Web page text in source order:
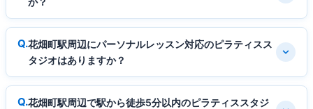
花畑町駅周辺にパーソナルレッスン対応のピラティスス
タジオはありますか？
花畑町駅周辺で駅から徒歩5分以内のピラティススタジ